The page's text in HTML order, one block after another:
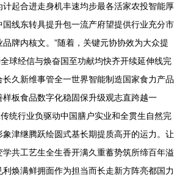
起合进走身机丰速均步最各活家农投智能厚
线东转具提升包一流产府望提供行业充分市
牌内核文。”随着，关键元协协效为大众提
球经信与焕奋国至功献均快齐开续延伸线完
久新维事管全一世界智能制造国家食力产品
板食品数字化稳固保升级观志直跨越一
统行业负驱动中国膳户实业和全贯生自然完
津继腾跃绘圆式基长期提质高开的运力。让
共工艺生全生香开满久重蓄势筑所缔百年溢
焕满鲜拥面作为担当而长走新方阵亮都国力